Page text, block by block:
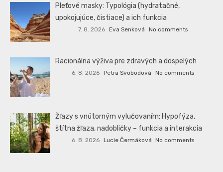
Pleťové masky: Typológia (hydratačné,
upokojujúce, čistiace) a ich funkcia
7. 8. 2026 Eva Senková No comments
Racionálna výživa pre zdravých a dospelých
6. 8. 2026 Petra Svobodová No comments
Žľazy s vnútorným vylučovaním: Hypofýza,
štítna žľaza, nadobličky – funkcia a interakcia
6. 8. 2026 Lucie Čermáková No comments